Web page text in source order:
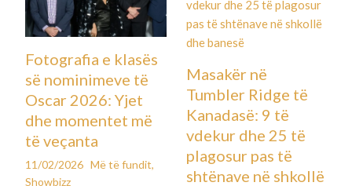
Fotografia e klasës
së nominimeve të
Oscar 2026: Yjet
dhe momentet më
të veçanta
11/02/2026 Më të fundit,
Showbizz
Masakër në
Tumbler Ridge të
Kanadasë: 9 të
vdekur dhe 25 të
plagosur pas të
shtënave në shkollë